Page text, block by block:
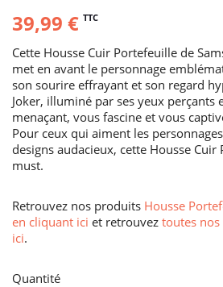
39,99 € TTC
Cette Housse Cuir Portefeuille de
met en avant le personnage
son sourire effrayant et son regard
Joker, illuminé par ses yeux perçants
menaçant, vous fascine et vous
Pour ceux qui aiment les
designs audacieux, cette Housse
must.
Retrouvez nos produits Housse
en cliquant ici et retrouvez toutes nos
ici.
Quantité